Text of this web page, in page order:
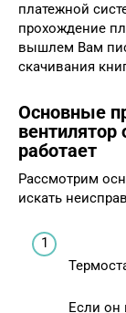
платежной
прохождение
вышлем Вам
скачивания
Основные
работает
Рассмотрим
искать
Если он